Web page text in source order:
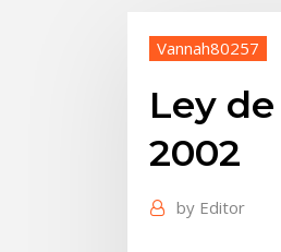
Vannah80257
Ley
2002
by Editor